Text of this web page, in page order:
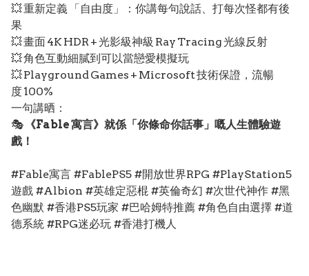
💥 重新定義 「自由度」：你講每句說話、打每次怪都有後
果
💥 畫面 4K HDR + 光影級神級 Ray Tracing 光線反射
💥 角色互動細膩到可以當戀愛模擬玩
💥 Playground Games + Microsoft 技術保證，流暢
度 100%
一句講晒：
🎭 《Fable 寓言》就係「你條命你話事」嘅人生體驗遊
戲！
#Fable寓言 #FablePS5 #開放世界RPG #PlayStation5
遊戲 #Albion #英雄定惡棍 #英倫奇幻 #次世代神作 #黑
色幽默 #香港PS5玩家 #巴哈姆特推薦 #角色自由選擇 #道
德系統 #RPG迷必玩 #香港打機人